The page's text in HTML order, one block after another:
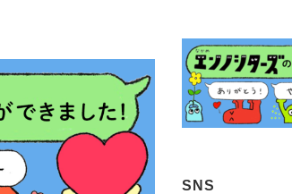
SNS